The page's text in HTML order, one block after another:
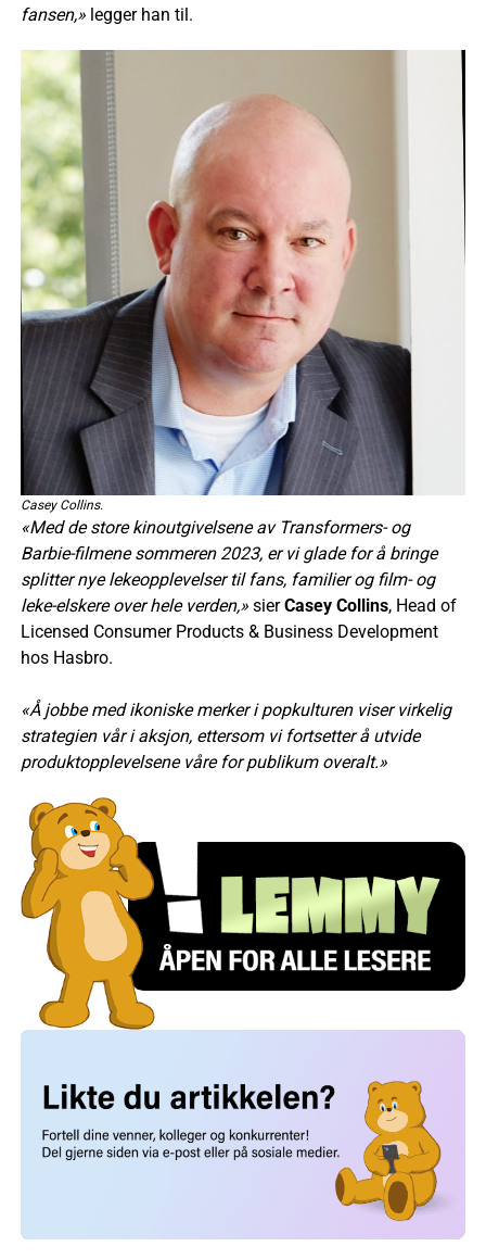
fansen,»legger han til.
Casey Collins.
«Med de store kinoutgivelsene av Transformers- og
Barbie-filmene sommeren 2023, er vi glade for å bringe
splitter nye lekeopplevelser til fans, familier og film- og
leke-elskere over hele verden,»sierCasey Collins, Head of
Licensed Consumer Products & Business Development
hos Hasbro.
«Å jobbe med ikoniske merker i popkulturen viser virkelig
strategien vår i aksjon, ettersom vi fortsetter å utvide
produktopplevelsene våre for publikum overalt.»